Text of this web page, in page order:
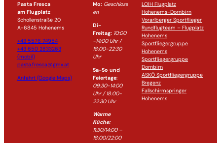
Pasta Fresca
am Flugplatz
Schollenstraße 20
A-6845 Hohenems
+43 5576 74954
+43 650 2833263
(mobil)
pasta.fresca@gmx.at
Anfahrt (Google Maps)
Mo: Geschloss
en
Di-
Freitag: 10:00
-14:00 Uhr /
18:00-22:30
Uhr
Sa-So und
Feiertage:
09:30-14:00
Uhr / 18:00-
22:30Uhr
Warme
Küche:
11:30/14:00 –
18:00/22:00
LOIH Flugplatz
Hohenems-Dornbirn
Vorarlberger Sportflieger
Rundflugteam – Flugplatz
Hohenems
Sportfliegergruppe
Hohenems
Sportfliegergruppe
Dornbirn
ASKÖ Sportfliegergruppe
Bregenz
Fallschirmspringer
Hohenems